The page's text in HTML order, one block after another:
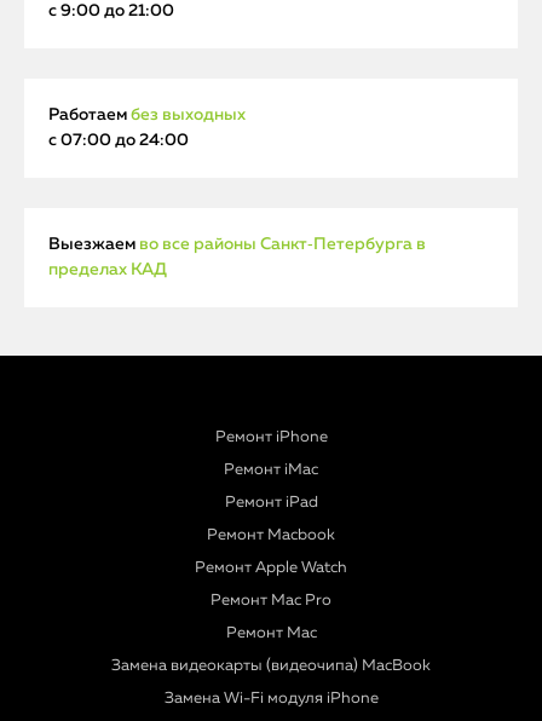
с 9:00 до 21:00
Работаем без выходных
с 07:00 до 24:00
Выезжаем во все районы Санкт‑Петербурга в
пределах КАД
Ремонт iPhone
Ремонт iMac
Ремонт iPad
Ремонт Macbook
Ремонт Apple Watch
Ремонт Mac Pro
Ремонт Mac
Замена видеокарты (видеочипа) MacBook
Замена Wi-Fi модуля iPhone